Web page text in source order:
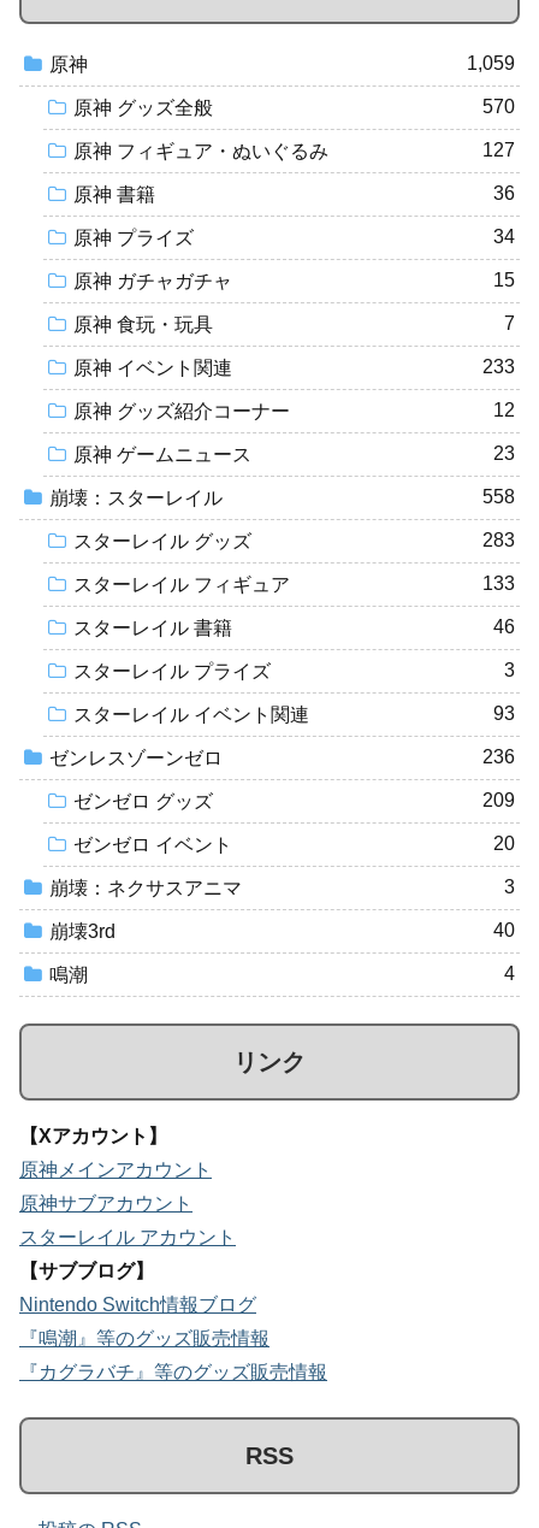
原神 1,059
原神 グッズ全般 570
原神 フィギュア・ぬいぐるみ 127
原神 書籍 36
原神 プライズ 34
原神 ガチャガチャ 15
原神 食玩・玩具 7
原神 イベント関連 233
原神 グッズ紹介コーナー 12
原神 ゲームニュース 23
崩壊：スターレイル 558
スターレイル グッズ 283
スターレイル フィギュア 133
スターレイル 書籍 46
スターレイル プライズ 3
スターレイル イベント関連 93
ゼンレスゾーンゼロ 236
ゼンゼロ グッズ 209
ゼンゼロ イベント 20
崩壊：ネクサスアニマ 3
崩壊3rd 40
鳴潮 4
リンク
【Xアカウント】
原神メインアカウント
原神サブアカウント
スターレイル アカウント
【サブブログ】
Nintendo Switch情報ブログ
『鳴潮』等のグッズ販売情報
『カグラバチ』等のグッズ販売情報
RSS